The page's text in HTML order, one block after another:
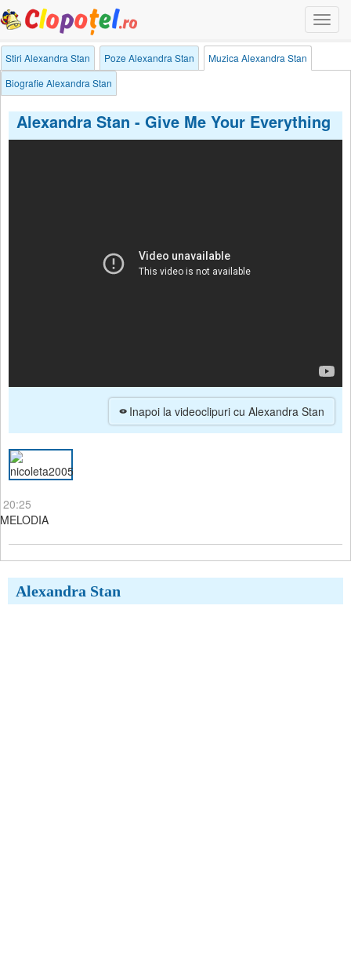
Alexandra Stan
Stiri Alexandra Stan Poze Alexandra Stan
Muzica Alexandra Stan
Biografie Alexandra Stan
Alexandra Stan - Give Me Your Everything
Inapoi la videoclipuri cu Alexandra Stan